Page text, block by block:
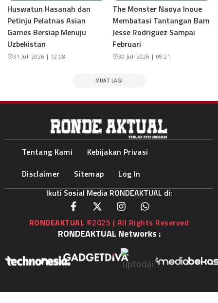
Huswatun Hasanah dan
Petinju Pelatnas Asian
Games Bersiap Menuju
Uzbekistan
31 Juli 2026 | 12:08
The Monster Naoya Inoue
Membatasi Tantangan Bam
Jesse Rodriguez Sampai
Februari
30 Juli 2026 | 09:21
MUAT LAGI
Tentang Kami
Kebijakan Privasi
Disclaimer
Sitemap
Log In
Ikuti Sosial Media RONDEAKTUAL di:
RONDEAKTUAL ©2025 | All Rights Reserved
RONDEAKTUAL Networks :